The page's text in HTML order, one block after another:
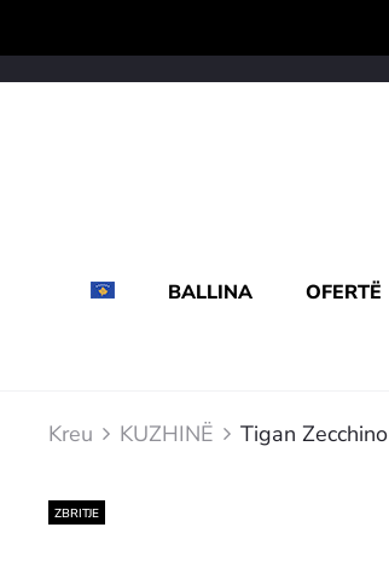
BALLINA OFERTË
Kreu KUZHINË Tigan Zecchino
ZBRITJE